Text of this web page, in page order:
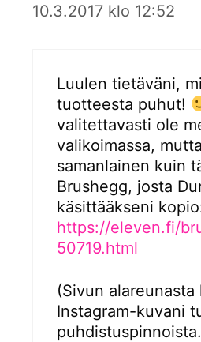
10.3.2017 klo 12:52
Luulen tietäväni,
tuotteesta puhut!
valitettavasti ole
valikoimassa,
samanlainen kuin
Brushegg, josta
käsittääkseni
https://eleven.fi/
50719.html
(Sivun
Instagram-kuvani